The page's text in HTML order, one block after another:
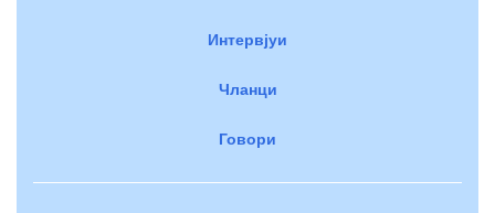
Интервјуи
Чланци
Говори